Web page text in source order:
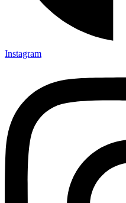
Instagram